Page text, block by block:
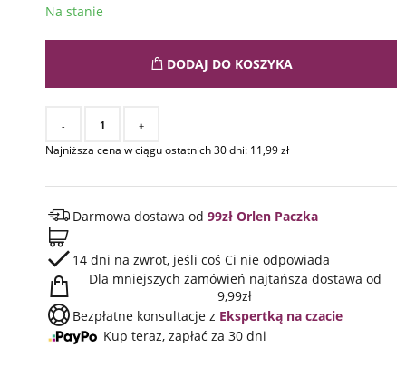
Na stanie
DODAJ DO KOSZYKA
- +
Najniższa cena w ciągu ostatnich 30 dni: 11,99zł
Darmowa dostawa od 99zł Orlen Paczka
14 dni na zwrot, jeśli coś Ci nie odpowiada
Dla mniejszych zamówień najtańsza dostawa od
9,99zł
Bezpłatne konsultacje z Ekspertką na czacie
Kup teraz, zapłać za 30 dni